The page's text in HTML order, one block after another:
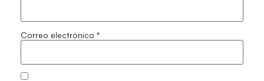
Correo electrónico *